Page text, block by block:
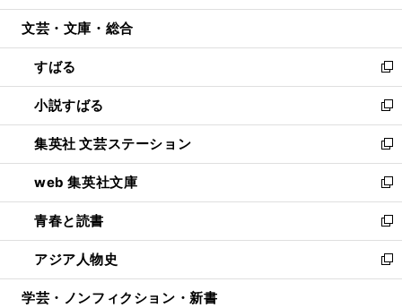
開
ウ
開
く
ン
ウ
で
開
く
ウ
ン
ド
ウ
で
開
く
文芸・文庫・総合
すばる
新
し
い
ウ
ィ
ン
ド
ウ
で
開
く
小説すばる
新
し
い
ウ
ィ
ン
ド
ウ
で
開
集英社 文芸ステーション
新
し
い
ウ
ィ
ン
ド
ウ
web 集英社文庫
新
し
い
ウ
ィ
ン
青春と読書
新
し
い
ウ
アジア人物史
新
し
学芸・ノンフィクション・新書